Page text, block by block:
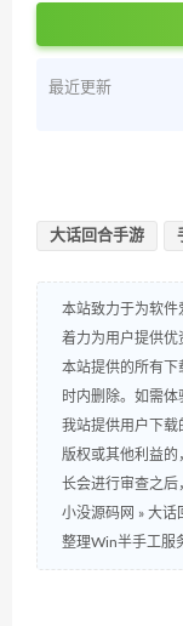
最近更新
大话回合手游
本站致力于为软件
着力为用户提供优
本站提供的所有下
时内删除。如需体
我站提供用户下载
版权或其他利益的
长会进行审查之后
小没源码网 » 大话
整理Win半手工服